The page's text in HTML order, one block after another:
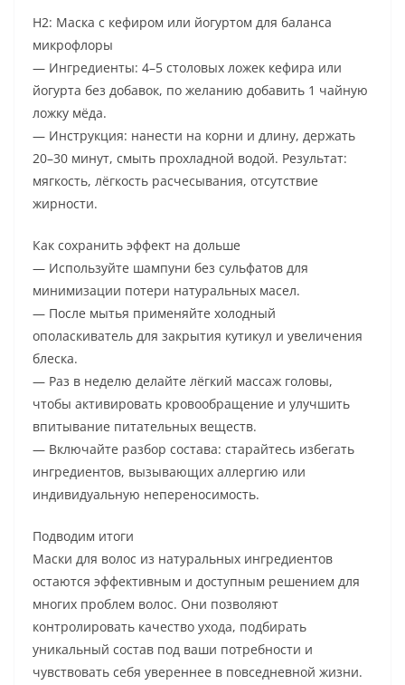
H2: Маска с кефиром или йогуртом для баланса
микрофлоры
— Ингредиенты: 4–5 столовых ложек кефира или
йогурта без добавок, по желанию добавить 1 чайную
ложку мёда.
— Инструкция: нанести на корни и длину, держать
20–30 минут, смыть прохладной водой. Результат:
мягкость, лёгкость расчесывания, отсутствие
жирности.
Как сохранить эффект на дольше
— Используйте шампуни без сульфатов для
минимизации потери натуральных масел.
— После мытья применяйте холодный
ополаскиватель для закрытия кутикул и увеличения
блеска.
— Раз в неделю делайте лёгкий массаж головы,
чтобы активировать кровообращение и улучшить
впитывание питательных веществ.
— Включайте разбор состава: старайтесь избегать
ингредиентов, вызывающих аллергию или
индивидуальную непереносимость.
Подводим итоги
Маски для волос из натуральных ингредиентов
остаются эффективным и доступным решением для
многих проблем волос. Они позволяют
контролировать качество ухода, подбирать
уникальный состав под ваши потребности и
чувствовать себя увереннее в повседневной жизни.